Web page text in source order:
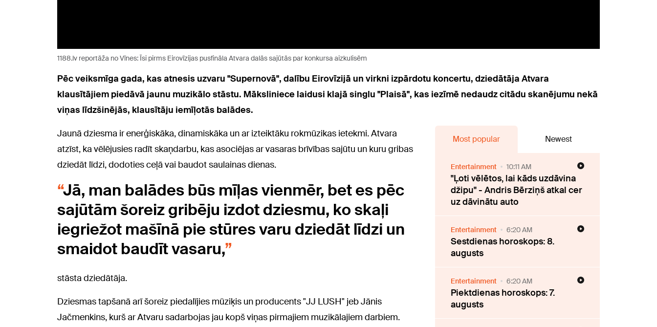
1188.lv reportāža no Vīnes: Īsi pirms Eirovīzijas pusfināla Atvara dalās sajūtās par konkursa aizkulisēm
Pēc veiksmīga gada, kas atnesis uzvaru "Supernovā", dalību Eirovīzijā un virkni izpārdotu koncertu, dziedātāja Atvara
klausītājiem piedāvā jaunu muzikālo stāstu. Māksliniece laidusi klajā singlu "Plaisā", kas iezīmē nedaudz citādu skanējumu nekā
viņas līdzšinējās, klausītāju iemīļotās balādes.
Jaunā dziesma ir enerģiskāka, dinamiskāka un ar izteiktāku rokmūzikas ietekmi. Atvara
atzīst, ka vēlējusies radīt skaņdarbu, kas asociējas ar vasaras brīvības sajūtu un kuru gribas
dziedāt līdzi, dodoties ceļā vai baudot saulainas dienas.
Jā, man balādes būs mīļas vienmēr, bet es pēc
sajūtām šoreiz gribēju izdot dziesmu, ko skaļi
iegriežot mašīnā pie stūres varu dziedāt līdzi un
smaidot baudīt vasaru,
stāsta dziedātāja.
Dziesmas tapšanā arī šoreiz piedalījies mūziķis un producents "JJ LUSH" jeb Jānis
Jačmenkins, kurš ar Atvaru sadarbojas jau kopš viņas pirmajiem muzikālajiem darbiem.
Most popular Newest
Entertainment 10:11 AM
"Ļoti vēlētos, lai kāds uzdāvina
džipu" - Andris Bērziņš atkal cer
uz dāvinātu auto
Entertainment 6:20 AM
Sestdienas horoskops: 8.
augusts
Entertainment 6:20 AM
Piektdienas horoskops: 7.
augusts